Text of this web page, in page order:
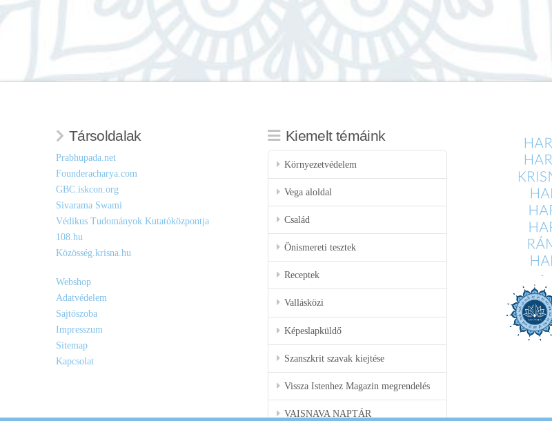
Társoldalak
Prabhupada.net
Founderacharya.com
GBC.iskcon.org
Sivarama Swami
Védikus Tudományok Kutatóközpontja
108.hu
Közösség.krisna.hu
Webshop
Adatvédelem
Sajtószoba
Impresszum
Sitemap
Kapcsolat
Kiemelt témáink
Környezetvédelem
Vega aloldal
Család
Önismereti tesztek
Receptek
Vallásközi
Képeslapküldő
Szanszkrit szavak kiejtése
Vissza Istenhez Magazin megrendelés
VAISNAVA NAPTÁR